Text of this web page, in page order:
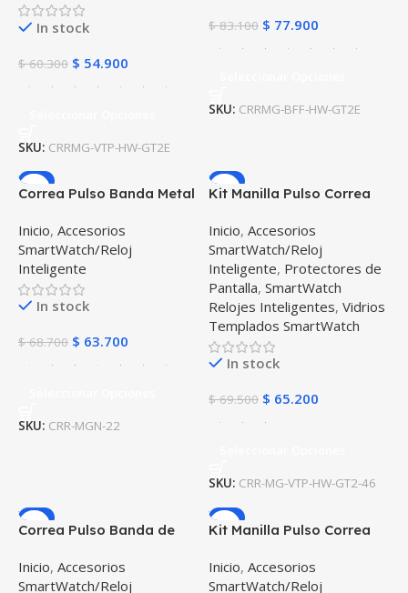
In stock
$60.300 $ 54.900
SKU: CRRMG-VTP-HW-GT2E
$83.100 $ 77.900
SKU: CRRMG-BFF-HW-GT2E
-7%
Correa Pulso Banda Metal
(milímetros) para reloj o
Smartwatch Casio Xiaomi
fossil Huawei Samsung
Inicio, Accesorios
SmartWatch/Reloj
Inteligente
In stock
$68.700 $ 63.700
SKU: CRR-MGN-22
-6%
Kit Manilla Pulso Correa
Vidrio Templado Huawei
GT 2 46mm
Inicio, Accesorios
SmartWatch/Reloj
Inteligente, Protectores de
Pantalla, SmartWatch
Relojes Inteligentes, Vidrios
Templados SmartWatch
In stock
$69.500 $ 65.200
SKU: CRR-MG-VTP-HW-GT2-46
-7%
Correa Pulso Banda de
reloj Smartwatch Huawei
Gt2 46mm
Inicio, Accesorios
SmartWatch/Reloj
-6%
Kit Manilla Pulso Correa
Vidrio Templado Samsung
Galaxy Watch 46mm
Inicio, Accesorios
SmartWatch/Reloj